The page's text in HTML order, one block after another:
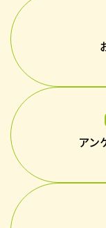
アン